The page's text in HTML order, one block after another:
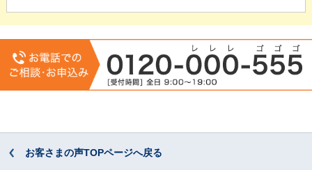
お客さまの声TOPページへ戻る